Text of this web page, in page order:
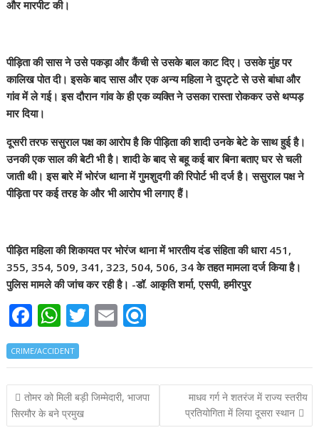
और मारपीट की।
पीड़िता की सास ने उसे पकड़ा और कैंची से उसके बाल काट दिए। उसके मुंह पर
कालिख पोत दी। इसके बाद सास और एक अन्य महिला ने दुपट्टे से उसे बांधा और
गांव में ले गई। इस दौरान गांव के ही एक व्यक्ति ने उसका रास्ता रोककर उसे थप्पड़
मार दिया।
दूसरी तरफ ससुराल पक्ष का आरोप है कि पीड़िता की शादी उनके बेटे के साथ हुई है।
उनकी एक साल की बेटी भी है। शादी के बाद से बहू कई बार बिना बताए घर से चली
जाती थी। इस बारे में भोरंज थाना में गुमशुदगी की रिपोर्ट भी दर्ज है। ससुराल पक्ष ने
पीड़िता पर कई तरह के और भी आरोप भी लगाए हैं।
पीड़ित महिला की शिकायत पर भोरंज थाना में भारतीय दंड संहिता की धारा 451,
355, 354, 509, 341, 323, 504, 506, 34 के तहत मामला दर्ज किया है।
पुलिस मामले की जांच कर रही है। -डॉ. आकृति शर्मा, एसपी, हमीरपुर
F
ac
e
b
o
o
W
h
at
s
A
p
T
itt
er
E
ai
l
i
n
d
CRIME/ACCIDENT
Post
navigation
तोमर को मिली बड़ी जिम्मेदारी, भाजपा
सिरमौर के बने प्रमुख
माधव गर्ग ने शतरंज में राज्य स्तरीय
प्रतियोगिता में लिया दूसरा स्थान